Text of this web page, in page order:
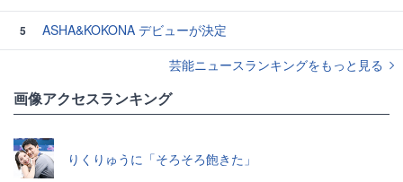
5
ASHA&KOKONA デビューが決定
芸能ニュースランキングをもっと見る
画像アクセスランキング
りくりゅうに「そろそろ飽きた」